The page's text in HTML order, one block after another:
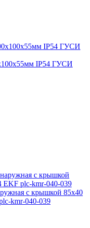
IP54 ГУСИ
с крышкой 85х40
kmr-040-039